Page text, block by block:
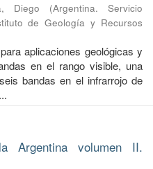
Diego (Argentina. Servicio
de Geología y Recursos
aplicaciones geológicas y
en el rango visible, una
bandas en el infrarrojo de
Argentina volumen II.